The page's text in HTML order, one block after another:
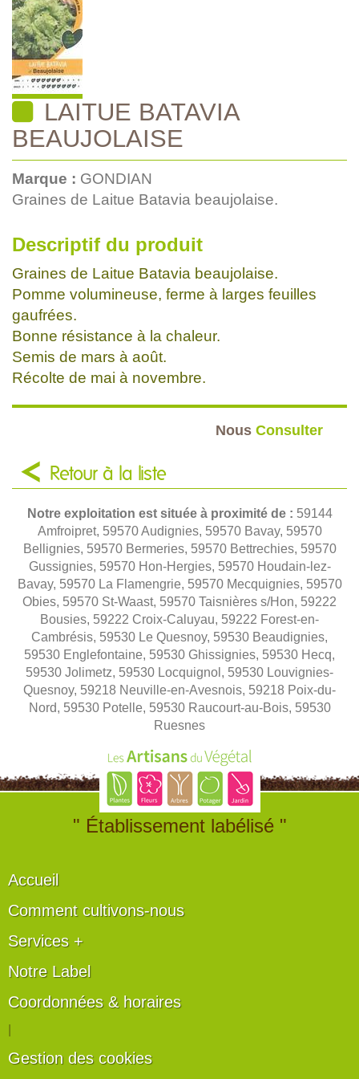
LAITUE BATAVIA
BEAUJOLAISE
Marque : GONDIAN
Graines de Laitue Batavia beaujolaise.
Descriptif du produit
Graines de Laitue Batavia beaujolaise.
Pomme volumineuse, ferme à larges feuilles
gaufrées.
Bonne résistance à la chaleur.
Semis de mars à août.
Récolte de mai à novembre.
Nous Consulter
Retour à la liste
Notre exploitation est située à proximité de : 59144
Amfroipret, 59570 Audignies, 59570 Bavay, 59570
Bellignies, 59570 Bermeries, 59570 Bettrechies, 59570
Gussignies, 59570 Hon-Hergies, 59570 Houdain-lez-
Bavay, 59570 La Flamengrie, 59570 Mecquignies, 59570
Obies, 59570 St-Waast, 59570 Taisnières s/Hon, 59222
Bousies, 59222 Croix-Caluyau, 59222 Forest-en-
Cambrésis, 59530 Le Quesnoy, 59530 Beaudignies,
59530 Englefontaine, 59530 Ghissignies, 59530 Hecq,
59530 Jolimetz, 59530 Locquignol, 59530 Louvignies-
Quesnoy, 59218 Neuville-en-Avesnois, 59218 Poix-du-
Nord, 59530 Potelle, 59530 Raucourt-au-Bois, 59530
Ruesnes
" Établissement labélisé "
Accueil
Comment cultivons-nous
Services +
Notre Label
Coordonnées & horaires
Gestion des cookies